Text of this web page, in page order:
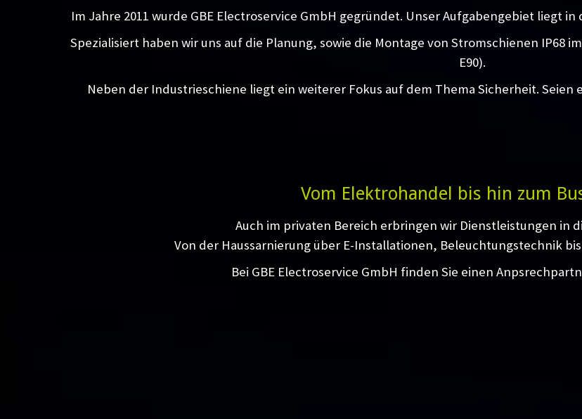
Im Jahre 2011 wurde GBE Electroservice GmbH gegründet. Unser Aufgabengebiet liegt
Spezialisiert haben wir uns auf die Planung, sowie die Montage von Stromschienen IP68
E90).
Neben der Industrieschiene liegt ein weiterer Fokus auf dem Thema Sicherheit.
Vom Elektrohandel bis hin zum
Auch im privaten Bereich erbringen wir Dienstleistungen in
Von der Haussarnierung über E-Installationen, Beleuchtungstechnik
Bei GBE Electroservice GmbH finden Sie einen